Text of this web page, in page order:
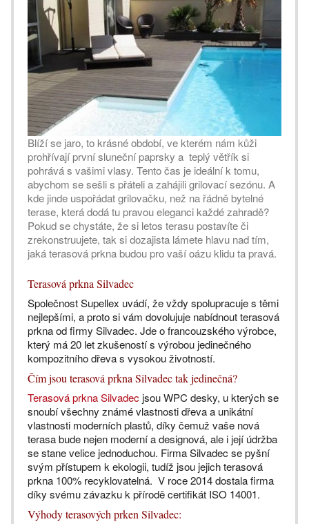
Blíží se jaro, to krásné období, ve kterém nám kůži
prohřívají první sluneční paprsky a teplý větřík si
pohrává s vašimi vlasy. Tento čas je ideální k tomu,
abychom se sešli s přáteli a zahájili grilovací sezónu. A
kde jinde uspořádat grilovačku, než na řádně bytelné
terase, která dodá tu pravou eleganci každé zahradě?
Pokud se chystáte, že si letos terasu postavíte či
zrekonstruujete, tak si dozajista lámete hlavu nad tím,
jaká terasová prkna budou pro vaší oázu klidu ta pravá.
Terasová prkna Silvadec
Společnost Supellex uvádí, že vždy spolupracuje s těmi
nejlepšími, a proto si vám dovolujuje nabídnout terasová
prkna od firmy Silvadec. Jde o francouzského výrobce,
který má 20 let zkušeností s výrobou jedinečného
kompozitního dřeva s vysokou životností.
Čím jsou terasová prkna Silvadec tak jedinečná?
Terasová prkna Silvadec jsou WPC desky, u kterých se
snoubí všechny známé vlastnosti dřeva a unikátní
vlastnosti moderních plastů, díky čemuž vaše nová
terasa bude nejen moderní a designová, ale i její údržba
se stane velice jednoduchou. Firma Silvadec se pyšní
svým přístupem k ekologii, tudíž jsou jejich terasová
prkna 100% recyklovatelná. V roce 2014 dostala firma
díky svému závazku k přírodě certifikát ISO 14001.
Výhody terasových prken Silvadec: